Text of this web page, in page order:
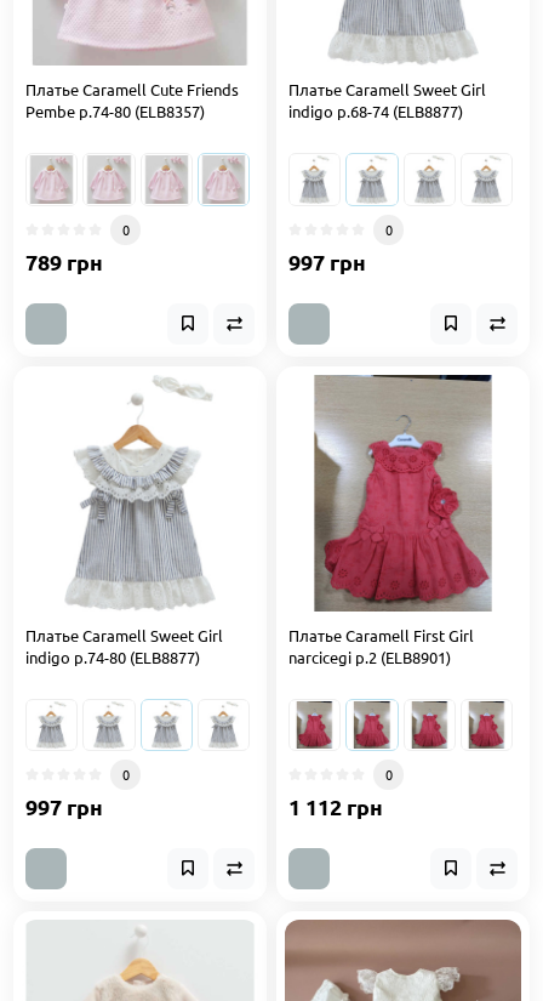
Платье Caramell Cute Friends
Pembe р.74-80 (ELB8357)
0
789 грн
Платье Caramell Sweet Girl
indigo р.68-74 (ELB8877)
0
997 грн
Платье Caramell Sweet Girl
indigo р.74-80 (ELB8877)
0
997 грн
Платье Caramell First Girl
narcicegi р.2 (ELB8901)
0
1 112 грн